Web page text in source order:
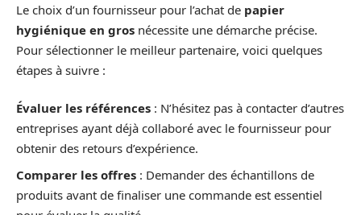
Le choix d’un fournisseur pour l’achat de papier
hygiénique en gros nécessite une démarche précise.
Pour sélectionner le meilleur partenaire, voici quelques
étapes à suivre :
Évaluer les références : N’hésitez pas à contacter d’autres
entreprises ayant déjà collaboré avec le fournisseur pour
obtenir des retours d’expérience.
Comparer les offres : Demander des échantillons de
produits avant de finaliser une commande est essentiel